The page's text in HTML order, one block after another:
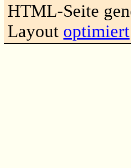
HTML-Seite
Layout optimiert